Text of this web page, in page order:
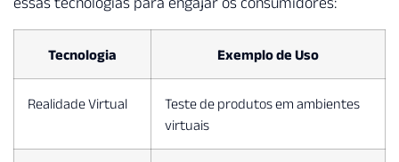
Tecnologia Exemplo de Uso
Realidade Virtual
Teste de produtos em ambientes
virtuais